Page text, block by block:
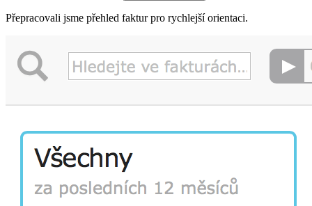
Přepracovali jsme přehled faktur pro rychlejší orientaci.